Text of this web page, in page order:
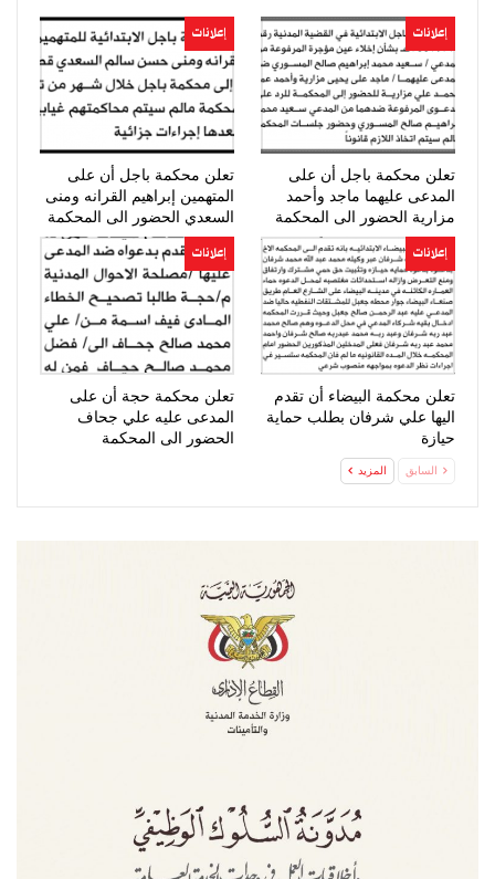
إعلانات
تعلن محكمة باجل أن على
المدعى عليهما ماجد وأحمد
مزارية الحضور الى المحكمة
إعلانات
تعلن محكمة باجل أن على
المتهمين إبراهيم القرانه ومنى
السعدي الحضور الى المحكمة
إعلانات
تعلن محكمة البيضاء أن تقدم
اليها علي شرفان بطلب حماية
حيازة
إعلانات
تعلن محكمة حجة أن على
المدعى عليه علي جحاف
الحضور الى المحكمة
السابق المزيد